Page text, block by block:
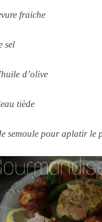
fraiche
sel
d’olive
tiède
semoule pour aplatir le